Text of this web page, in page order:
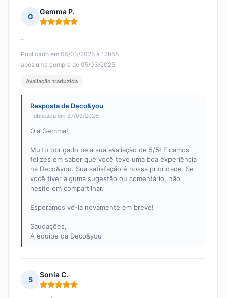
G
Gemma P.
Nota: 5 em 5
Publicado em 05/03/2025 à 12h58
após uma compra de 05/03/2025
-
Avaliação traduzida
Resposta de Deco&you
Publicada em 27/03/2026
Olá Gemma!
Muito obrigado pela sua avaliação de 5/5! Ficamos
felizes em saber que você teve uma boa experiência
na Deco&you. Sua satisfação é nossa prioridade. Se
você tiver alguma sugestão ou comentário, não
hesite em compartilhar.
Esperamos vê-la novamente em breve!
Saudações,
A equipe da Deco&you
S
Sonia C.
Nota: 5 em 5